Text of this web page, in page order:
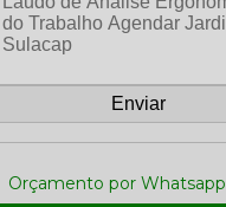
Orçamento por Whatsapp